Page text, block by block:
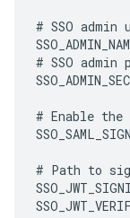
# SSO admin
# SSO admin
# Enable the
# Path to